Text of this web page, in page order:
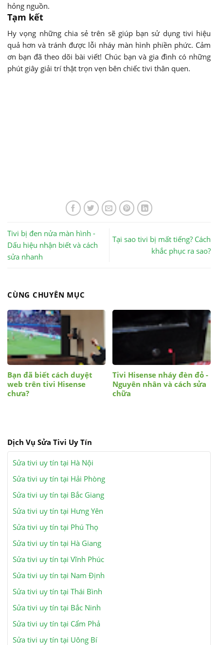
hỏng nguồn.
Tạm kết
Hy vọng những chia sẻ trên sẽ giúp bạn sử dụng tivi hiệu
quả hơn và tránh được lỗi nháy màn hình phiền phức. Cảm
ơn bạn đã theo dõi bài viết! Chúc bạn và gia đình có những
phút giây giải trí thật trọn vẹn bên chiếc tivi thân quen.
Tivi bị đen nửa màn hình -
Dấu hiệu nhận biết và cách
sửa nhanh
Tại sao tivi bị mất tiếng? Cách
khắc phục ra sao?
CÙNG CHUYÊN MỤC
Bạn đã biết cách duyệt
web trên tivi Hisense
chưa?
Tivi Hisense nháy đèn đỏ -
Nguyên nhân và cách sửa
chữa
Dịch Vụ Sửa Tivi Uy Tín
Sửa tivi uy tín tại Hà Nội
Sửa tivi uy tín tại Hải Phòng
Sửa tivi uy tín tại Bắc Giang
Sửa tivi uy tín tại Hưng Yên
Sửa tivi uy tín tại Phú Thọ
Sửa tivi uy tín tại Hà Giang
Sửa tivi uy tín tại Vĩnh Phúc
Sửa tivi uy tín tại Nam Định
Sửa tivi uy tín tại Thái Bình
Sửa tivi uy tín tại Bắc Ninh
Sửa tivi uy tín tại Cẩm Phả
Sửa tivi uy tín tại Uông Bí